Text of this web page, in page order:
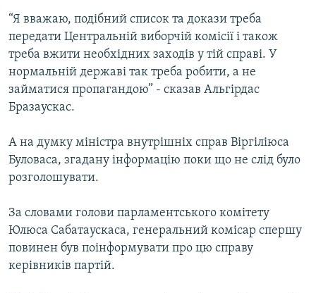
“Я вважаю, подібний список та докази треба
передати Центральній виборчій комісії і також
треба вжити необхідних заходів у тій справі. У
нормальній державі так треба робити, а не
займатися пропагандою” - сказав Альгірдас
Бразаускас.
А на думку міністра внутрішніх справ Віргіліюса
Буловаса, згадану інформацію поки що не слід було
розголошувати.
За словами голови парламентського комітету
Юлюса Сабатаускаса, генеральний комісар спершу
повинен був поінформувати про цю справу
керівників партій.